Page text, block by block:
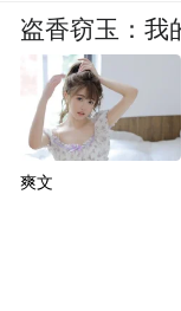
盗香窃玉：我
爽文